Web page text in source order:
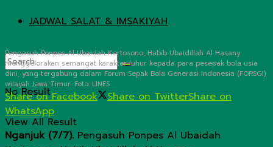
JADWAL SALAT & IMSAKIYAH
No Result
View All Result
Pengasuh Ponpes Al Ubaidah Kertosono, Habib Ubaidillah Al Hasany
menggelorakan semangat karakter luhur kepada para pesepak bola usia
dini, yang tergabung dalam Forum Sepak Bola Generasi Indonesia (FORSGI)
wilayah Jawa Timur. Foto: LINES
Share on Facebook Share on TwitterShare on
WhatsApp
Nganjuk (7/7). Pengasuh Ponpes Al Ubaidah